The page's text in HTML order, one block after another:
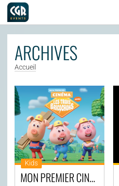
ARCHIVES
Accueil
Kids
MON PREMIER CINÉMA AVEC LES TROIS BRICOCHONS